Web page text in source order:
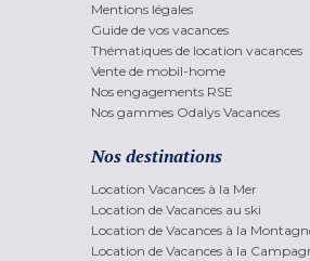
Mentions légales
Guide de vos vacances
Thématiques de location vacances
Vente de mobil-home
Nos engagements RSE
Nos gammes Odalys Vacances
Nos destinations
Location Vacances à la Mer
Location de Vacances au ski
Location de Vacances à la
Location de Vacances à la